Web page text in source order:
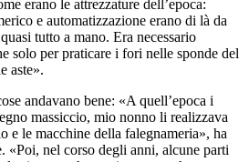
erano le attrezzature dell’epoca:
e automatizzazione erano di là da
tutto a mano. Era necessario
solo per praticare i fori nelle sponde del
aste».
andavano bene: «A quell’epoca i
massiccio, mio nonno li realizzava
e le macchine della falegnameria», ha
«Poi, nel corso degli anni, alcune parti